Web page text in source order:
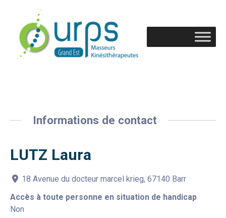
Informations de contact
LUTZ Laura
18 Avenue du docteur marcel krieg, 67140 Barr
Accès à toute personne en situation de handicap
Non